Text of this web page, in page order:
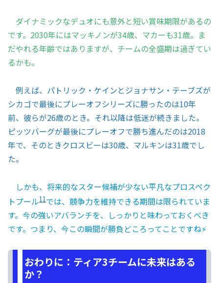
ダイナミックなデュオにも意外と短い賞味期限があるの
です。2030年にはマッキノンが34歳、マカーも31歳。ま
だやれる年齢ではありますが、チームの全盛期は過ぎてい
るかも。
例えば、パトリック・ケインとジョナサン・テーブズが
シカゴで最後にプレーオフシリーズに勝ったのは10年
前、彼らが26歳のとき。それ以降は低迷が続きました。
ピッツバーグが最後にプレーオフで勝ち進んだのは2018
年で、そのときクロスビーは30歳、マルキンは31歳でし
た。
しかも、将来的なスター候補が少ない平凡なプロスペク
トプール11では、競争力を維持できる期間は限られていま
す。今の強いアバランチを、しっかりと味わっておくべき
です。つまり、今この瞬間が勝負どころってことですね⚡
おわりに：ティア3チームに未来はある
か？